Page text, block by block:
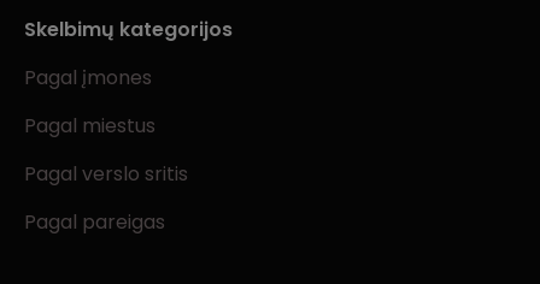
Skelbimų kategorijos
Pagal įmones
Pagal miestus
Pagal verslo sritis
Pagal pareigas